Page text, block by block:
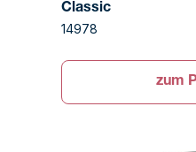
Classic
14978
zum